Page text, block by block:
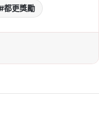
都更獎勵